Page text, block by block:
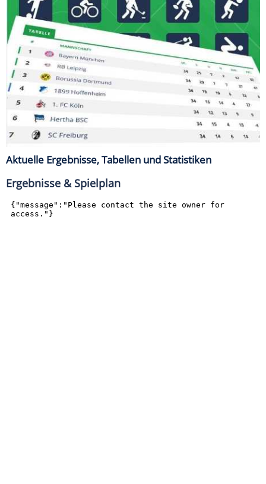
Aktuelle Ergebnisse, Tabellen und Statistiken
Ergebnisse & Spielplan